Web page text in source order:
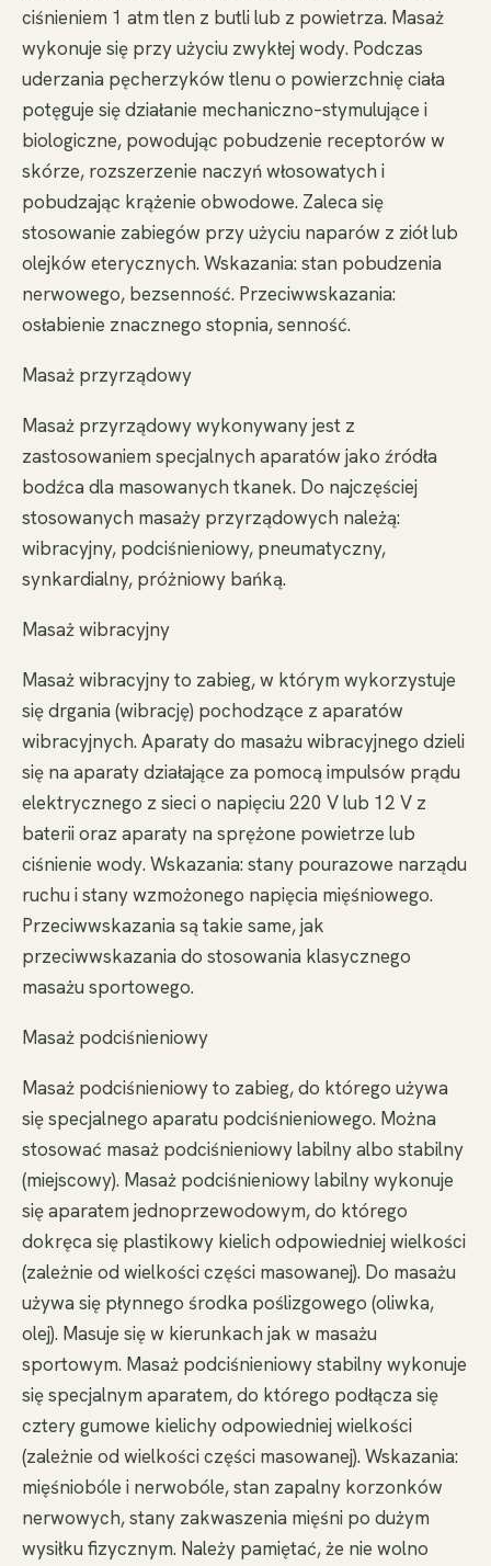
ciśnieniem 1 atm tlen z butli lub z powietrza. Masaż
wykonuje się przy użyciu zwykłej wody. Podczas
uderzania pęcherzyków tlenu o powierzchnię ciała
potęguje się działanie mechaniczno–stymulujące i
biologiczne, powodując pobudzenie receptorów w
skórze, rozszerzenie naczyń włosowatych i
pobudzając krążenie obwodowe. Zaleca się
stosowanie zabiegów przy użyciu naparów z ziół lub
olejków eterycznych. Wskazania: stan pobudzenia
nerwowego, bezsenność. Przeciwwskazania:
osłabienie znacznego stopnia, senność.
Masaż przyrządowy
Masaż przyrządowy wykonywany jest z
zastosowaniem specjalnych aparatów jako źródła
bodźca dla masowanych tkanek. Do najczęściej
stosowanych masaży przyrządowych należą:
wibracyjny, podciśnieniowy, pneumatyczny,
synkardialny, próżniowy bańką.
Masaż wibracyjny
Masaż wibracyjny to zabieg, w którym wykorzystuje
się drgania (wibrację) pochodzące z aparatów
wibracyjnych. Aparaty do masażu wibracyjnego dzieli
się na aparaty działające za pomocą impulsów prądu
elektrycznego z sieci o napięciu 220 V lub 12 V z
baterii oraz aparaty na sprężone powietrze lub
ciśnienie wody. Wskazania: stany pourazowe narządu
ruchu i stany wzmożonego napięcia mięśniowego.
Przeciwwskazania są takie same, jak
przeciwwskazania do stosowania klasycznego
masażu sportowego.
Masaż podciśnieniowy
Masaż podciśnieniowy to zabieg, do którego używa
się specjalnego aparatu podciśnieniowego. Można
stosować masaż podciśnieniowy labilny albo stabilny
(miejscowy). Masaż podciśnieniowy labilny wykonuje
się aparatem jednoprzewodowym, do którego
dokręca się plastikowy kielich odpowiedniej wielkości
(zależnie od wielkości części masowanej). Do masażu
używa się płynnego środka poślizgowego (oliwka,
olej). Masuje się w kierunkach jak w masażu
sportowym. Masaż podciśnieniowy stabilny wykonuje
się specjalnym aparatem, do którego podłącza się
cztery gumowe kielichy odpowiedniej wielkości
(zależnie od wielkości części masowanej). Wskazania:
mięśniobóle i nerwobóle, stan zapalny korzonków
nerwowych, stany zakwaszenia mięśni po dużym
wysiłku fizycznym. Należy pamiętać, że nie wolno